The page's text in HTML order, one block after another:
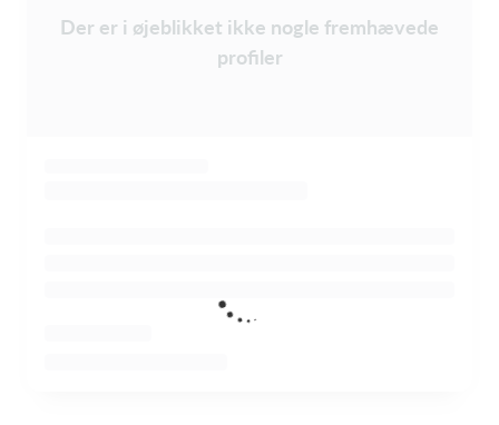
Der er i øjeblikket ikke nogle fremhævede
profiler